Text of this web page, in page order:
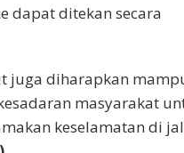
dapat ditekan secara
juga diharapkan
masyarakat
keselamatan di